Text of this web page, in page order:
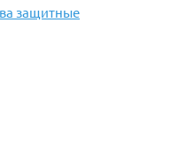
защитные